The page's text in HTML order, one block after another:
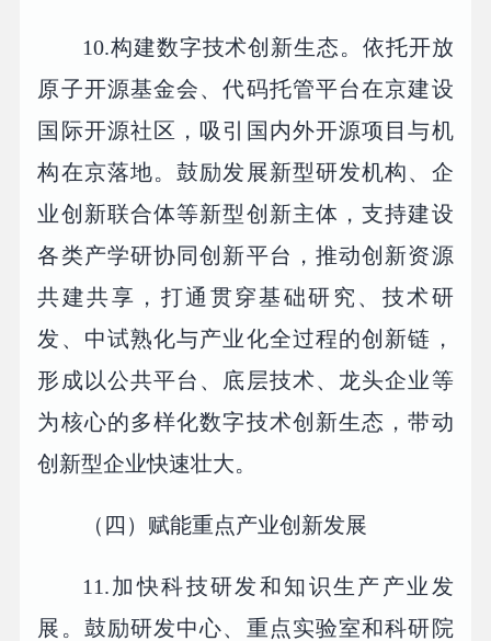
10.构建数字技术创新生态。依托开放
原子开源基金会、代码托管平台在京建设
国际开源社区，吸引国内外开源项目与机
构在京落地。鼓励发展新型研发机构、企
业创新联合体等新型创新主体，支持建设
各类产学研协同创新平台，推动创新资源
共建共享，打通贯穿基础研究、技术研
发、中试熟化与产业化全过程的创新链，
形成以公共平台、底层技术、龙头企业等
为核心的多样化数字技术创新生态，带动
创新型企业快速壮大。
（四）赋能重点产业创新发展
11.加快科技研发和知识生产产业发
展。鼓励研发中心、重点实验室和科研院